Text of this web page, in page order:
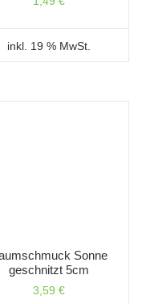
inkl. 19 % MwSt.
Sonne
geschnitzt 5cm
3,59€